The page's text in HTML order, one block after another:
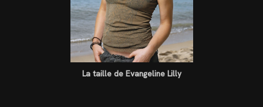
La taille de Evangeline Lilly